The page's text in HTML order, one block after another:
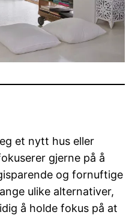
et nytt hus eller
gjerne på å
og fornuftige
ulike alternativer,
å holde fokus på at